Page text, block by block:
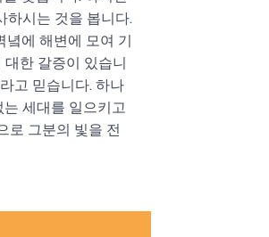
하시는 것을 봅니다.
녘에 해변에 모여 기
대한 갈증이 있습니
고 믿습니다. 하나
세대를 일으키고
로 그분의 빛을 전